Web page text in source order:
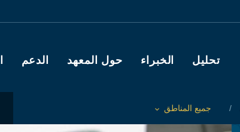
Main navigation
تحليل الخبراء حول المعهد الدعم
Toggle List of
جميع المناطق